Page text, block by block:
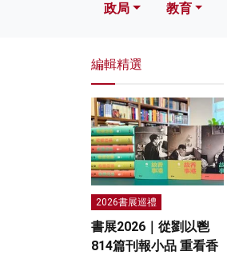
政局 教育
編輯精選
2026書展巡禮
書展2026｜從劉以鬯
814篇刊報小品 重看香